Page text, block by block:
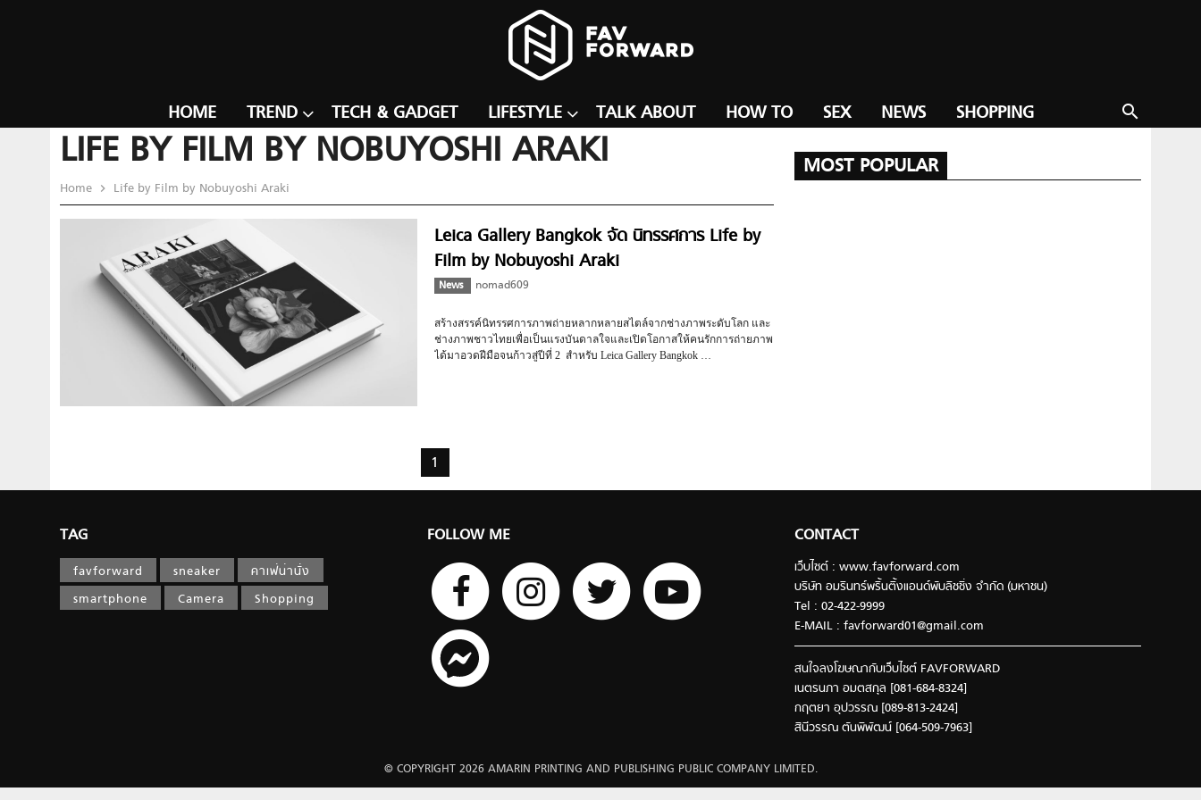
search
HOME TREND TECH & GADGET LIFESTYLE TALK ABOUT HOW TO SEX NEWS SHOPPING
LIFE BY FILM BY NOBUYOSHI ARAKI
Home Life by Film by Nobuyoshi Araki
Leica Gallery Bangkok จัด นิทรรศการ Life by
Film by Nobuyoshi Araki
News nomad609
สร้างสรรค์นิทรรศการภาพถ่ายหลากหลายสไตล์จากช่างภาพระดับโลก และ
ช่างภาพชาวไทยเพื่อเป็นแรงบันดาลใจและเปิดโอกาสให้คนรักการถ่ายภาพ
ได้มาอวดฝีมือจนก้าวสู่ปีที่ 2 สำหรับ Leica Gallery Bangkok …
1
MOST POPULAR
TAG
favforward sneaker
คาเฟ่น่านั่ง
smartphone
Camera Shopping
FOLLOW ME CONTACT
เว็บไซต์ : www.favforward.com
บริษัท อมรินทร์พริ้นติ้งแอนด์พับลิชชิ่ง จำกัด (มหาชน)
Tel : 02-422-9999
E-MAIL : favforward01@gmail.com
สนใจลงโฆษณากับเว็บไซต์ FAVFORWARD
เนตรนภา อมตสกุล [081-684-8324]
กฤตยา อุปวรรณ [089-813-2424]
สินีวรรณ ตันพิพัฒน์ [064-509-7963]
© COPYRIGHT 2026 AMARIN PRINTING AND PUBLISHING PUBLIC COMPANY LIMITED.